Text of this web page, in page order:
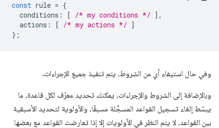
const rule = {
conditions : [ /* my conditions */ ],
actions : [ /* my actions */ ]
};
وفي حال استيفاء أي من الشروط، يتم تنفيذ جميع الإجراءات.
وبالإضافة إلى الشروط والإجراءات، يمكنك تحديد معرّف لكل قاعدة، ما
يبسّط إلغاء تسجيل القواعد المسجَّلة مسبقًا، والأولوية لتحديد الأسبقية
بين القواعد. لا يتم النظر في الأولويات إلا إذا تعارضت القواعد مع بعضها